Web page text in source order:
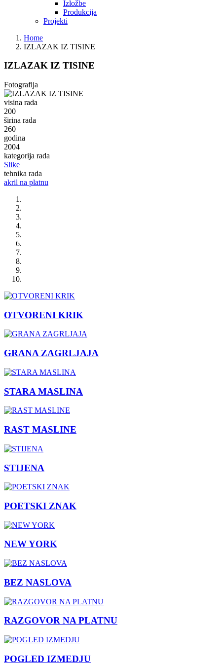
Izložbe
Produkcija
Projekti
Home
IZLAZAK IZ TISINE
IZLAZAK IZ TISINE
Fotografija
visina rada
200
širina rada
260
godina
2004
kategorija rada
Slike
tehnika rada
akril na platnu
OTVORENI KRIK
GRANA ZAGRLJAJA
STARA MASLINA
RAST MASLINE
STIJENA
POETSKI ZNAK
NEW YORK
BEZ NASLOVA
RAZGOVOR NA PLATNU
POGLED IZMEDJU